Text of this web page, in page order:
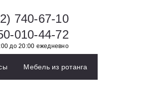
740-67-10
010-44-72
до 20:00 ежедневно
Мебель из ротанга